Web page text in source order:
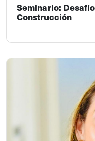
Seminario:
Construcción